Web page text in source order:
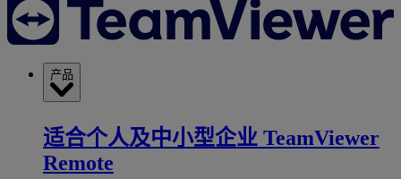
产品
适合个人及中小型企业 TeamViewer
Remote